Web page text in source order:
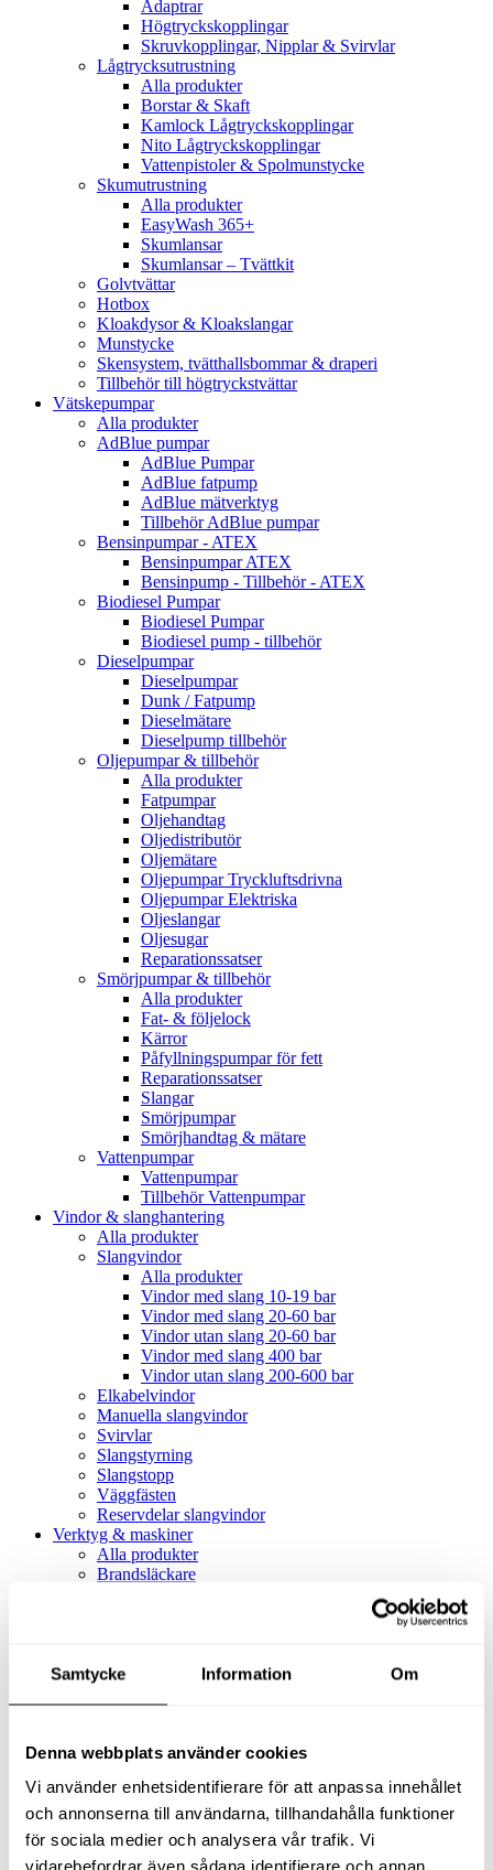
Samtycke Information Om
Denna webbplats använder cookies
Vi använder enhetsidentifierare för att anpassa innehållet
och annonserna till användarna, tillhandahålla funktioner
för sociala medier och analysera vår trafik. Vi
vidarebefordrar även sådana identifierare och annan
Adaptrar
Högtryckskopplingar
Skruvkopplingar, Nipplar & Svirvlar
Lågtrycksutrustning
Alla produkter
Borstar & Skaft
Kamlock Lågtryckskopplingar
Nito Lågtryckskopplingar
Vattenpistoler & Spolmunstycke
Skumutrustning
Alla produkter
EasyWash 365+
Skumlansar
Skumlansar – Tvättkit
Golvtvättar
Hotbox
Kloakdysor & Kloakslangar
Munstycke
Skensystem, tvätthallsbommar & draperi
Tillbehör till högtryckstvättar
Vätskepumpar
Alla produkter
AdBlue pumpar
AdBlue Pumpar
AdBlue fatpump
AdBlue mätverktyg
Tillbehör AdBlue pumpar
Bensinpumpar - ATEX
Bensinpumpar ATEX
Bensinpump - Tillbehör - ATEX
Biodiesel Pumpar
Biodiesel Pumpar
Biodiesel pump - tillbehör
Dieselpumpar
Dieselpumpar
Dunk / Fatpump
Dieselmätare
Dieselpump tillbehör
Oljepumpar & tillbehör
Alla produkter
Fatpumpar
Oljehandtag
Oljedistributör
Oljemätare
Oljepumpar Tryckluftsdrivna
Oljepumpar Elektriska
Oljeslangar
Oljesugar
Reparationssatser
Smörjpumpar & tillbehör
Alla produkter
Fat- & följelock
Kärror
Påfyllningspumpar för fett
Reparationssatser
Slangar
Smörjpumpar
Smörjhandtag & mätare
Vattenpumpar
Vattenpumpar
Tillbehör Vattenpumpar
Vindor & slanghantering
Alla produkter
Slangvindor
Alla produkter
Vindor med slang 10-19 bar
Vindor med slang 20-60 bar
Vindor utan slang 20-60 bar
Vindor med slang 400 bar
Vindor utan slang 200-600 bar
Elkabelvindor
Manuella slangvindor
Svirvlar
Slangstyrning
Slangstopp
Väggfästen
Reservdelar slangvindor
Verktyg & maskiner
Alla produkter
Brandsläckare
Alla produkter
Slangfäste
Textil- & Våtdammsugare
Tillbehör Textil- & våtdammsugare
Adaptrar
Dammsugare